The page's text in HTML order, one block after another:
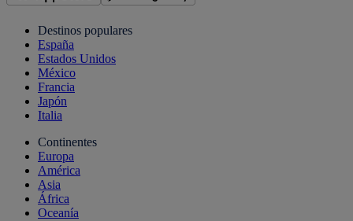
Destinos populares
España
Estados Unidos
México
Francia
Japón
Italia
Continentes
Europa
América
Asia
África
Oceanía